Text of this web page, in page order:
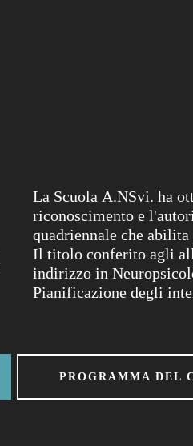
La Scuola A.NSvi. ha ott
riconoscimento e l'autori
quadriennale che abilita
Il titolo conferito agli all
indirizzo in Neuropsicol
Pianificazione degli inte
PROGRAMMA DEL